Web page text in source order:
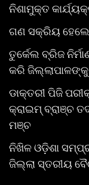
ନିଶାମୁକ୍ତ
ଗଣ ସକ୍ରିୟ
ତୁର୍କେଲ ବ୍ରିଜ
କରି
ଡାକ୍ତରୀ ପିଜି
କ୍ରାଇମ୍ ବ୍ରାଞ୍ଚ
ମଞ୍ଚ
ନିଖିଳ ଓଡ଼ିଶା
ଜିଲ୍ଲା ସ୍ତରୀୟ